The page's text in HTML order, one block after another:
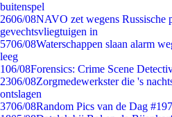
buitenspel
2606/08NAVO zet wegens Russische
gevechtsvliegtuigen in
5706/08Waterschappen slaan alarm
leeg
106/08Forensics: Crime Scene
2306/08Zorgmedewerkster die 's
ontslagen
3706/08Random Pics van de Dag